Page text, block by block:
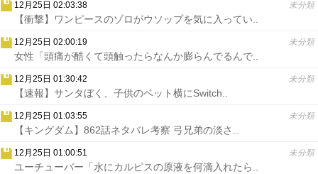
12月25日 02:03:38 未分類
【衝撃】ワンピースのゾロがウソップを気に入ってい..
12月25日 02:00:19 未分類
女性「頭痛が酷くて頭触ったらなんか膨らんでるんで..
12月25日 01:30:42 未分類
【速報】サンタぼく、子供のベット横にSwitch..
12月25日 01:03:55 未分類
【キングダム】862話ネタバレ考察 弓兄弟の淡さ..
12月25日 01:00:51 未分類
ユーチューバー「水にカルピスの原液を何滴入れたら..